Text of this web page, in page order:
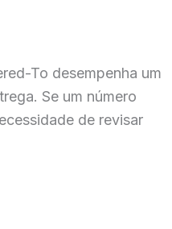
To desempenha um
Se um número
de revisar